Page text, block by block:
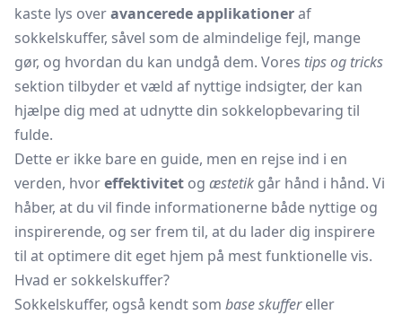
kaste lys overavancerede applikationeraf
sokkelskuffer, såvel som de almindelige fejl, mange
gør, og hvordan du kan undgå dem. Vores tips og tricks
sektion tilbyder et væld af nyttige indsigter, der kan
hjælpe dig med at udnytte din sokkelopbevaring til
fulde.
Dette er ikke bare en guide, men en rejse ind i en
verden, hvoreffektivitet og æstetik går hånd i hånd. Vi
håber, at du vil finde informationerne både nyttige og
inspirerende, og ser frem til, at du lader dig inspirere
til at optimere dit eget hjem på mest funktionelle vis.
Hvad er sokkelskuffer?
Sokkelskuffer, også kendt som base skuffereller